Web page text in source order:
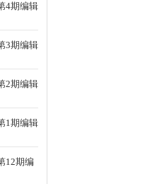
4期编辑
3期编辑
2期编辑
1期编辑
12期编